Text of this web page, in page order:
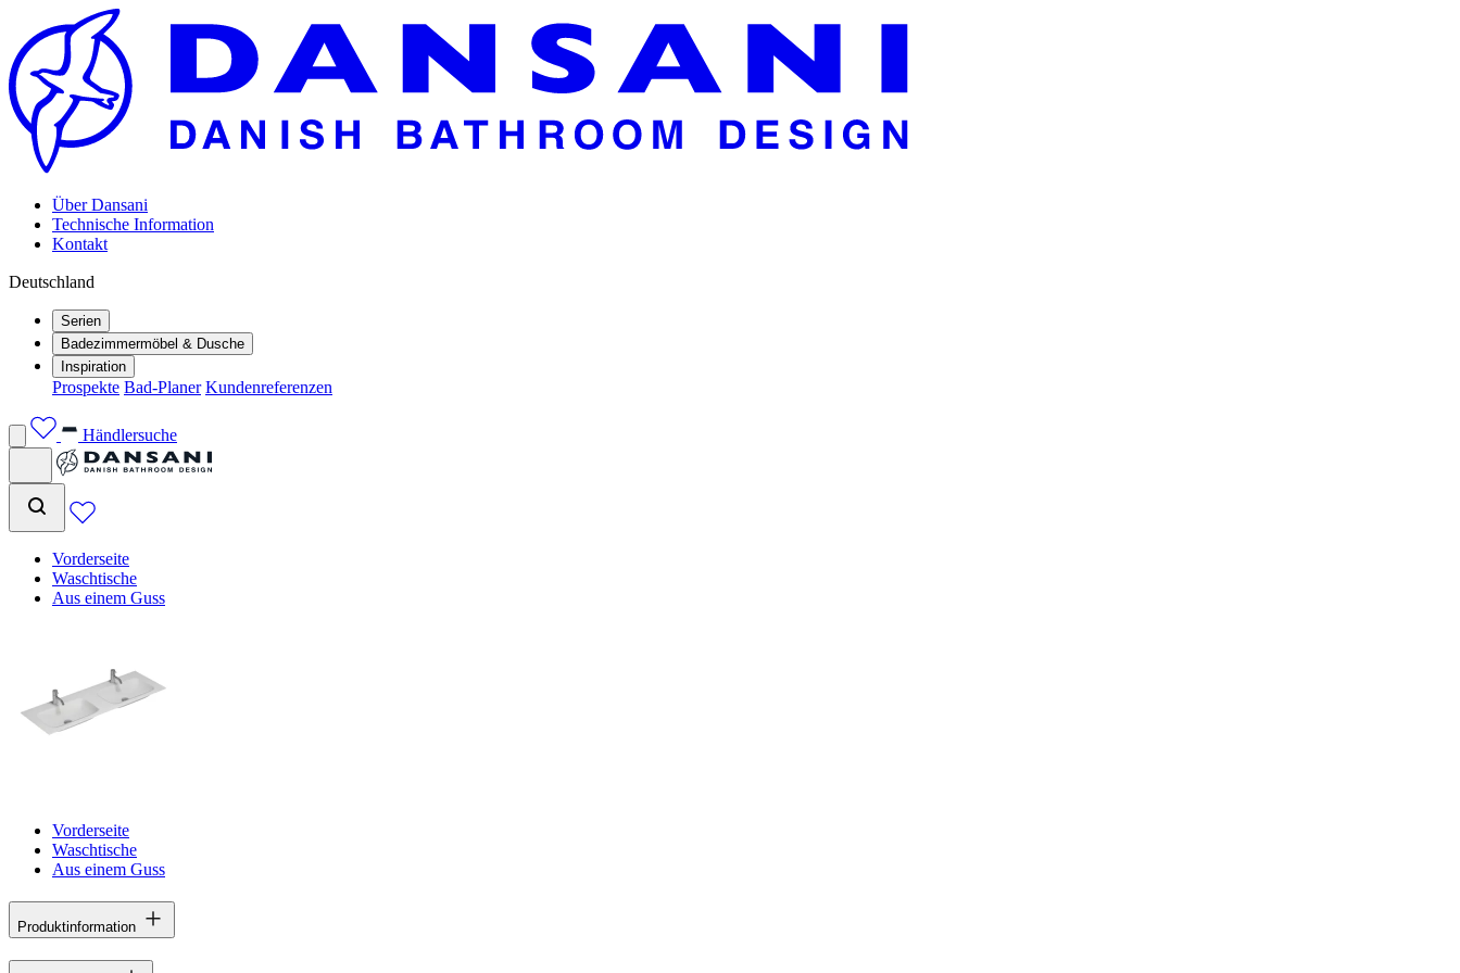
Über Dansani
Technische Information
Kontakt
Deutschland
Serien
Badezimmermöbel & Dusche
Inspiration
Prospekte Bad-Planer Kundenreferenzen
Händlersuche
Vorderseite
Waschtische
Aus einem Guss
Vorderseite
Waschtische
Aus einem Guss
Produktinformation